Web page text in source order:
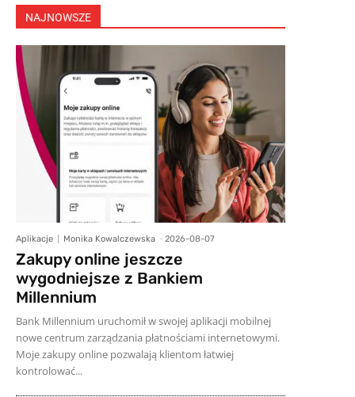
NAJNOWSZE
Aplikacje Monika Kowalczewska - 2026-08-07
Zakupy online jeszcze
wygodniejsze z Bankiem
Millennium
Bank Millennium uruchomił w swojej aplikacji mobilnej
nowe centrum zarządzania płatnościami internetowymi.
Moje zakupy online pozwalają klientom łatwiej
kontrolować...